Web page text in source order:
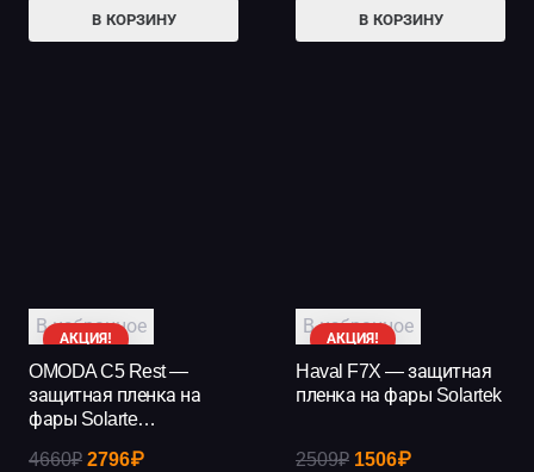
составляла
1846₽.
В КОРЗИНУ
составляла
1846₽.
В КОРЗИНУ
АКЦИЯ!
В избранное
OMODA C5 Rest —
защитная пленка на
фары Solarte…
4660₽ Первоначальная
2796₽Текущая
АКЦИЯ!
В избранное
Haval F7X — защитная
пленка на фары Solartek
2509₽ Первоначальная
1506₽Текущая